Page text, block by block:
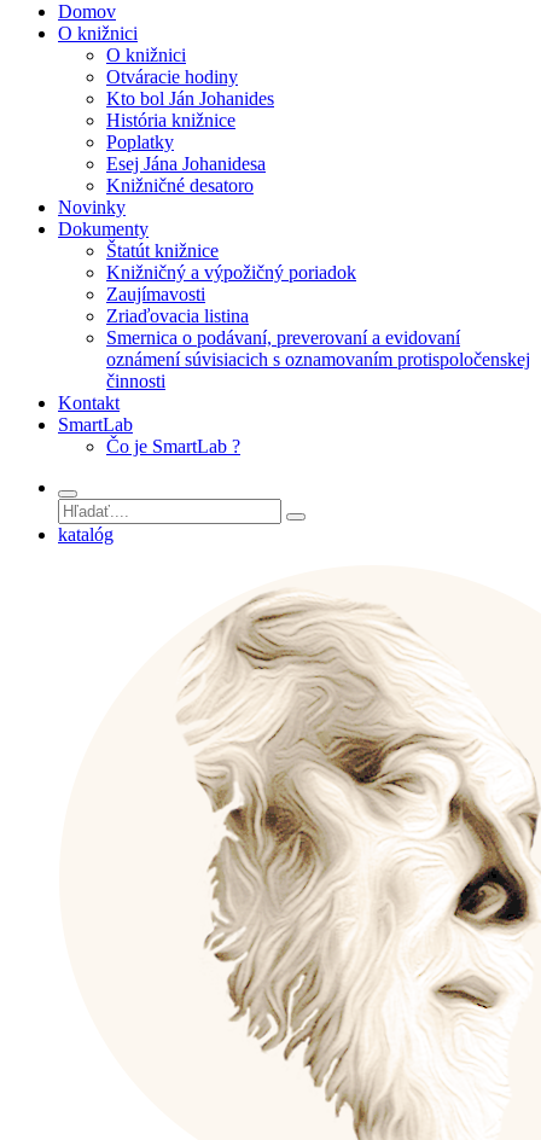
Domov
O knižnici
O knižnici
Otváracie hodiny
Kto bol Ján Johanides
História knižnice
Poplatky
Esej Jána Johanidesa
Knižničné desatoro
Novinky
Dokumenty
Štatút knižnice
Knižničný a výpožičný poriadok
Zaujímavosti
Zriaďovacia listina
Smernica o podávaní, preverovaní a evidovaní
oznámení súvisiacich s oznamovaním protispoločenskej
činnosti
Kontakt
SmartLab
Čo je SmartLab ?
katalóg